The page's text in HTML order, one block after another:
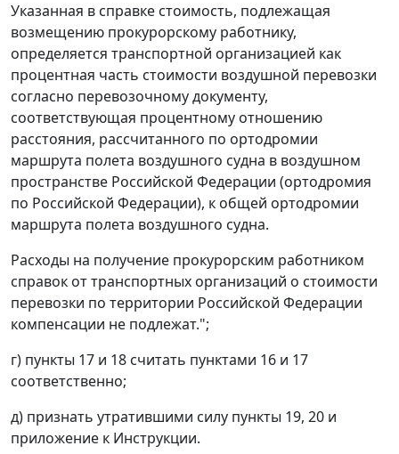
Указанная в справке стоимость, подлежащая
возмещению прокурорскому работнику,
определяется транспортной организацией как
процентная часть стоимости воздушной перевозки
согласно перевозочному документу,
соответствующая процентному отношению
расстояния, рассчитанного по ортодромии
маршрута полета воздушного судна в воздушном
пространстве Российской Федерации (ортодромия
по Российской Федерации), к общей ортодромии
маршрута полета воздушного судна.
Расходы на получение прокурорским работником
справок от транспортных организаций о стоимости
перевозки по территории Российской Федерации
компенсации не подлежат.";
г) пункты 17 и 18 считать пунктами 16 и 17
соответственно;
д) признать утратившими силу пункты 19, 20 и
приложение к Инструкции.